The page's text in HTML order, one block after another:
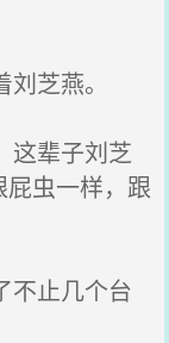
芝燕。
这辈子刘芝
虫一样，跟
止几个台